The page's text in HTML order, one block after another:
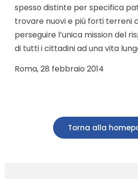
spesso distinte per specifica
trovare nuovi e più forti terreni
perseguire l’unica mission del
di tutti i cittadini ad una vita
Roma, 28 febbraio 2014
Torna alla